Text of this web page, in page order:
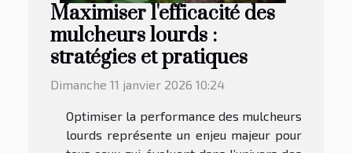
Maximiser l'efficacité des
mulcheurs lourds :
stratégies et pratiques
Dimanche 11 janvier 2026 10:24
Optimiser la performance des mulcheurs
lourds représente un enjeu majeur pour